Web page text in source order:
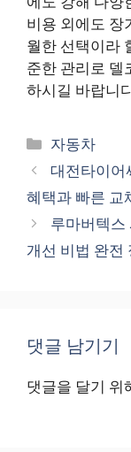
비용 외에도 장
월한 선택이라
준한 관리로 델
하시길 바랍니
카
테
리
자동차
대전타이어
혜택과 빠른 교
루마버텍스
개선 비법 완전
댓글 남기기
댓글을 달기 위